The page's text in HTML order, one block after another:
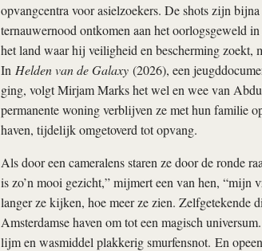
opvangcentra voor asielzoekers. De shots zijn
ternauwernood ontkomen aan het oorlogsgeweld
het land waar hij veiligheid en bescherming zoekt,
In Helden van de Galaxy(2026), een
ging, volgt Mirjam Marks het wel en wee van
permanente woning verblijven ze met hun familie
haven, tijdelijk omgetoverd tot opvang.
Als door een cameralens staren ze door de ronde
is zo’n mooi gezicht,” mijmert een van hen, “mijn
langer ze kijken, hoe meer ze zien. Zelfgetekende
Amsterdamse haven om tot een magisch
lijm en wasmiddel plakkerig smurfensnot. En